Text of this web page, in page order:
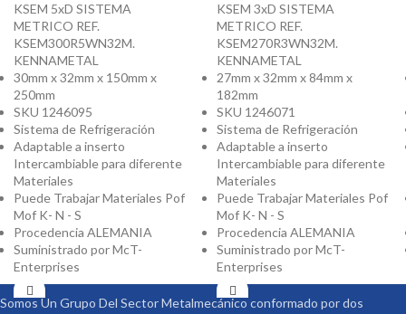
KSEM 5xD SISTEMA
METRICO REF.
KSEM300R5WN32M.
KENNAMETAL
30mm x 32mm x 150mm x
250mm
SKU 1246095
Sistema de Refrigeración
Adaptable a inserto
Intercambiable para diferente
Materiales
Puede Trabajar Materiales Pof
Mof K- N - S
Procedencia ALEMANIA
Suministrado por McT-
Enterprises
KSEM 3xD SISTEMA
METRICO REF.
KSEM270R3WN32M.
KENNAMETAL
27mm x 32mm x 84mm x
182mm
SKU 1246071
Sistema de Refrigeración
Adaptable a inserto
Intercambiable para diferente
Materiales
Puede Trabajar Materiales Pof
Mof K- N - S
Procedencia ALEMANIA
Suministrado por McT-
Enterprises
Somos Un Grupo Del Sector Metalmecánico conformado por dos